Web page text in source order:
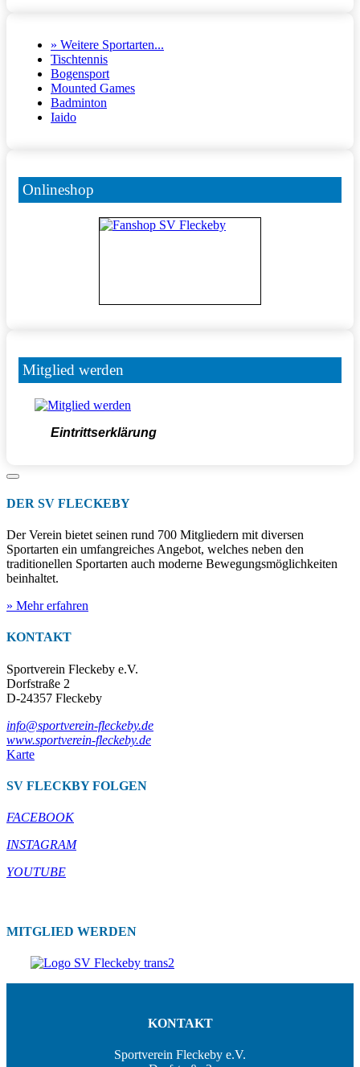
» Weitere Sportarten...
Tischtennis
Bogensport
Mounted Games
Badminton
Iaido
Onlineshop
Mitglied werden
Eintrittserklärung
DER SV FLECKEBY
Der Verein bietet seinen rund 700 Mitgliedern mit diversen
Sportarten ein umfangreiches Angebot, welches neben den
traditionellen Sportarten auch moderne Bewegungsmöglichkeiten
beinhaltet.
» Mehr erfahren
KONTAKT
Sportverein Fleckeby e.V.
Dorfstraße 2
D-24357 Fleckeby
info@sportverein-fleckeby.de
www.sportverein-fleckeby.de
Karte
SV FLECKBY FOLGEN
FACEBOOK
INSTAGRAM
YOUTUBE
MITGLIED WERDEN
KONTAKT
Sportverein Fleckeby e.V.